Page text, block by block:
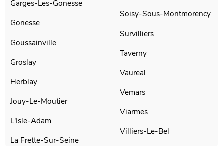
Garges-Les-Gonesse
Gonesse
Goussainville
Groslay
Herblay
Jouy-Le-Moutier
L'Isle-Adam
La Frette-Sur-Seine
Soisy-Sous-Montmorency
Survilliers
Taverny
Vaureal
Vemars
Viarmes
Villiers-Le-Bel